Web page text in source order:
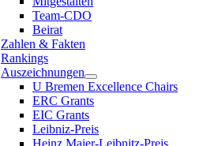
Team-CDO
Beirat
Zahlen & Fakten
Rankings
Auszeichnungen
U Bremen Excellence Chairs
ERC Grants
EIC Grants
Leibniz-Preis
Heinz Maier-Leibnitz-Preis